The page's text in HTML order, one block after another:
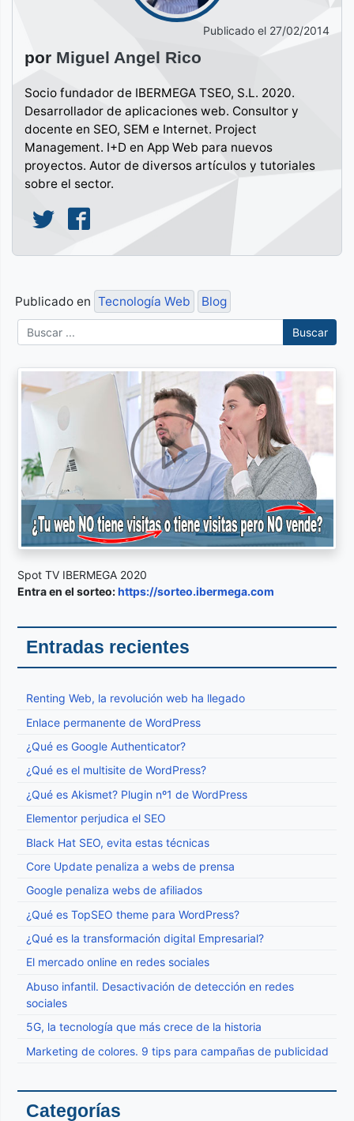
por Miguel Angel Rico
Publicado el 27/02/2014
Socio fundador de IBERMEGA TSEO, S.L. 2020.
Desarrollador de aplicaciones web. Consultor y
docente en SEO, SEM e Internet. Project
Management. I+D en App Web para nuevos
proyectos. Autor de diversos artículos y tutoriales
sobre el sector.
Publicado en Tecnología Web Blog
Buscar
Spot TV IBERMEGA 2020
Entra en el sorteo:https://sorteo.ibermega.com
Entradas recientes
Renting Web, la revolución web ha llegado
Enlace permanente de WordPress
¿Qué es Google Authenticator?
¿Qué es el multisite de WordPress?
¿Qué es Akismet? Plugin nº1 de WordPress
Elementor perjudica el SEO
Black Hat SEO, evita estas técnicas
Core Update penaliza a webs de prensa
Google penaliza webs de afiliados
¿Qué es TopSEO theme para WordPress?
¿Qué es la transformación digital Empresarial?
El mercado online en redes sociales
Abuso infantil. Desactivación de detección en redes
sociales
5G, la tecnología que más crece de la historia
Marketing de colores. 9 tips para campañas de publicidad
Categorías